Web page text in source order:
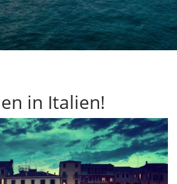
in Italien!